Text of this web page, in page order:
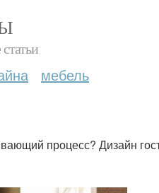
мебель
процесс? Дизайн